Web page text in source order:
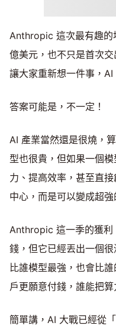
Anthropic 這次最有趣的
億美元，也不只是首次
讓大家重新想一件事，
答案可能是，不一定！
AI 產業當然還是很燒，
型也很貴，但如果一個
力、提高效率，甚至直
中心，而是可以變成超
Anthropic 這一季的獲利
錢，但它已經丟出一個
比誰模型最強，也會比
戶更願意付錢，誰能把
簡單講，AI 大戰已經從